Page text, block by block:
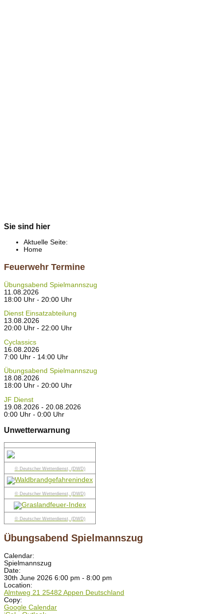
Sie sind hier
Aktuelle Seite:
Home
Feuerwehr Termine
Übungsabend Spielmannszug
11.08.2026
18:00 Uhr - 20:00 Uhr
Dienst Einsatzabteilung
13.08.2026
20:00 Uhr - 22:00 Uhr
Cyclassics
16.08.2026
7:00 Uhr - 14:00 Uhr
Übungsabend Spielmannszug
18.08.2026
18:00 Uhr - 20:00 Uhr
JF Dienst
19.08.2026 - 20.08.2026
0:00 Uhr - 0:00 Uhr
Unwetterwarnung
© Deutscher Wetterdienst, (DWD)
© Deutscher Wetterdienst, (DWD)
© Deutscher Wetterdienst, (DWD)
Übungsabend Spielmannszug
Calendar:
Spielmannszug
Date:
30th June 2026 6:00 pm - 8:00 pm
Location:
Almtweg 21 25482 Appen Deutschland
Copy:
Google Calendar